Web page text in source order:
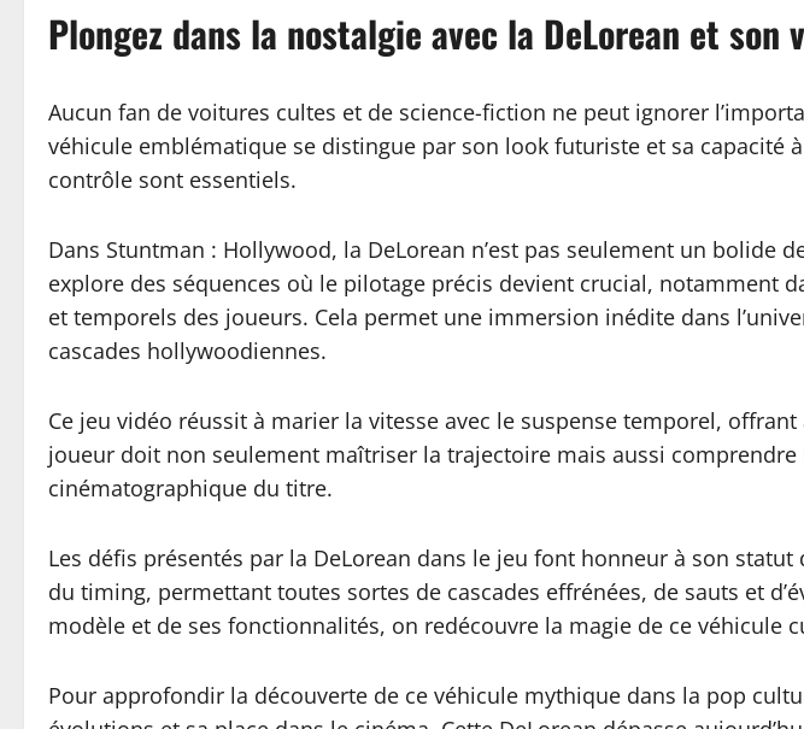
Plongez dans la nostalgie avec la DeLorean et
Aucun fan de voitures cultes et de science-fiction ne peut ignorer
véhicule emblématique se distingue par son look futuriste et sa
contrôle sont essentiels.
Dans Stuntman : Hollywood, la DeLorean n’est pas seulement un
explore des séquences où le pilotage précis devient crucial, notamment
et temporels des joueurs. Cela permet une immersion inédite dans
cascades hollywoodiennes.
Ce jeu vidéo réussit à marier la vitesse avec le suspense temporel,
joueur doit non seulement maîtriser la trajectoire mais aussi
cinématographique du titre.
Les défis présentés par la DeLorean dans le jeu font honneur à son
du timing, permettant toutes sortes de cascades effrénées, de sauts et
modèle et de ses fonctionnalités, on redécouvre la magie de ce véhicule
Pour approfondir la découverte de ce véhicule mythique dans la pop